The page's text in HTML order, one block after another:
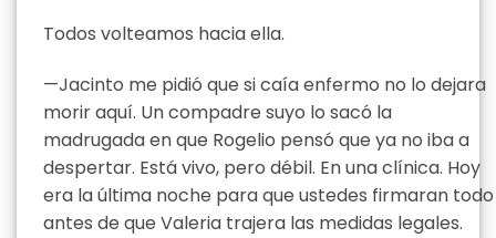
Todos volteamos hacia ella.
—Jacinto me pidió que si caía enfermo no lo dejara
morir aquí. Un compadre suyo lo sacó la
madrugada en que Rogelio pensó que ya no iba a
despertar. Está vivo, pero débil. En una clínica. Hoy
era la última noche para que ustedes firmaran todo
antes de que Valeria trajera las medidas legales.